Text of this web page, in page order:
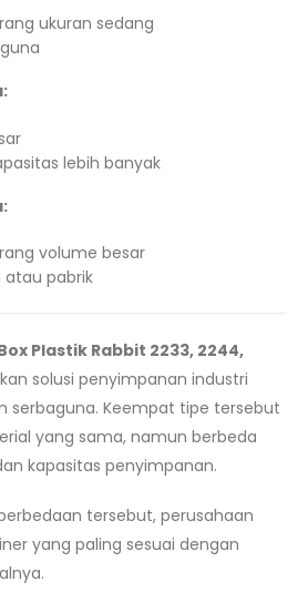
ukuran sedang
lebih banyak
volume besar
atau pabrik
Plastik Rabbit 2233, 2244,
solusi penyimpanan industri
serbaguna. Keempat tipe tersebut
yang sama, namun berbeda
kapasitas penyimpanan.
tersebut, perusahaan
yang paling sesuai dengan